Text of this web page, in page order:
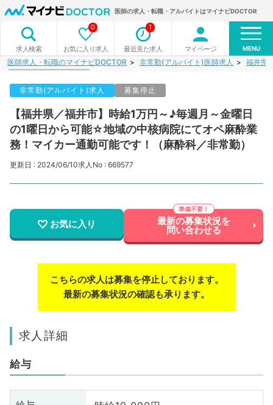
医師の求人・転職・アルバイトはマイナビDOCTOR
求人検索 お気に入り求人
0
最近見た求人
1
マイページ MENU
医師求人・転職のマイナビDOCTOR 非常勤(アルバイト)医師求人 福井県
非常勤(アルバイト)求人 募集停止
【福井県／福井市】時給1万円～♪毎週月～金曜日
の1曜日から可能☆地域の中核病院にてオペ麻酔業
務！マイカー通勤可能です！（麻酔科／非常勤）
更新日 : 2024/06/10求人No : 669577
お気に入り 最新の募集状況を
問い合わせる
こちらの求人は募集を停止しております。
最新の募集状況の確認も承ります。
求人詳細
給与